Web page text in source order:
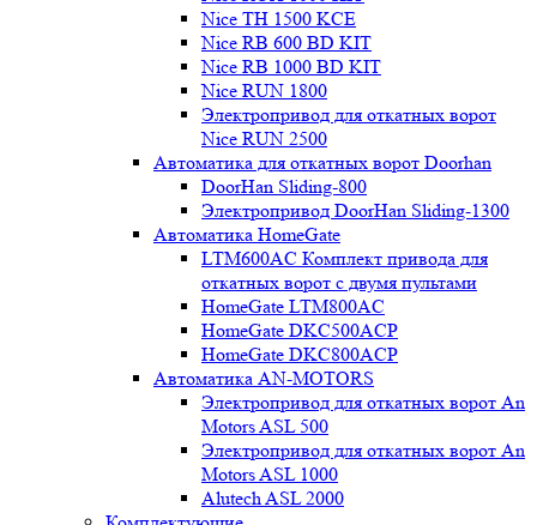
Nice TH 1500 KCE
Nice RB 600 BD KIT
Nice RB 1000 BD KIT
Nice RUN 1800
Электропривод для откатных ворот
Nice RUN 2500
Автоматика для откатных ворот Doorhan
DoorHan Sliding-800
Электропривод DoorHan Sliding-1300
Автоматика HomeGate
LTM600AC Комплект привода для
откатных ворот с двумя пультами
HomeGate LTM800AC
HomeGate DKC500ACP
HomeGate DKC800ACP
Автоматика AN-MOTORS
Электропривод для откатных ворот An
Motors ASL 500
Электропривод для откатных ворот An
Motors ASL 1000
Alutech ASL 2000